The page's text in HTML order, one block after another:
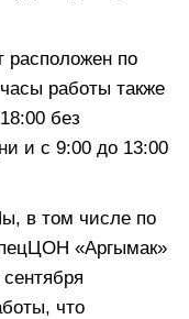
по
работы также
без
и с 9:00 до 13:00
в том числе по
«Аргымак»
что